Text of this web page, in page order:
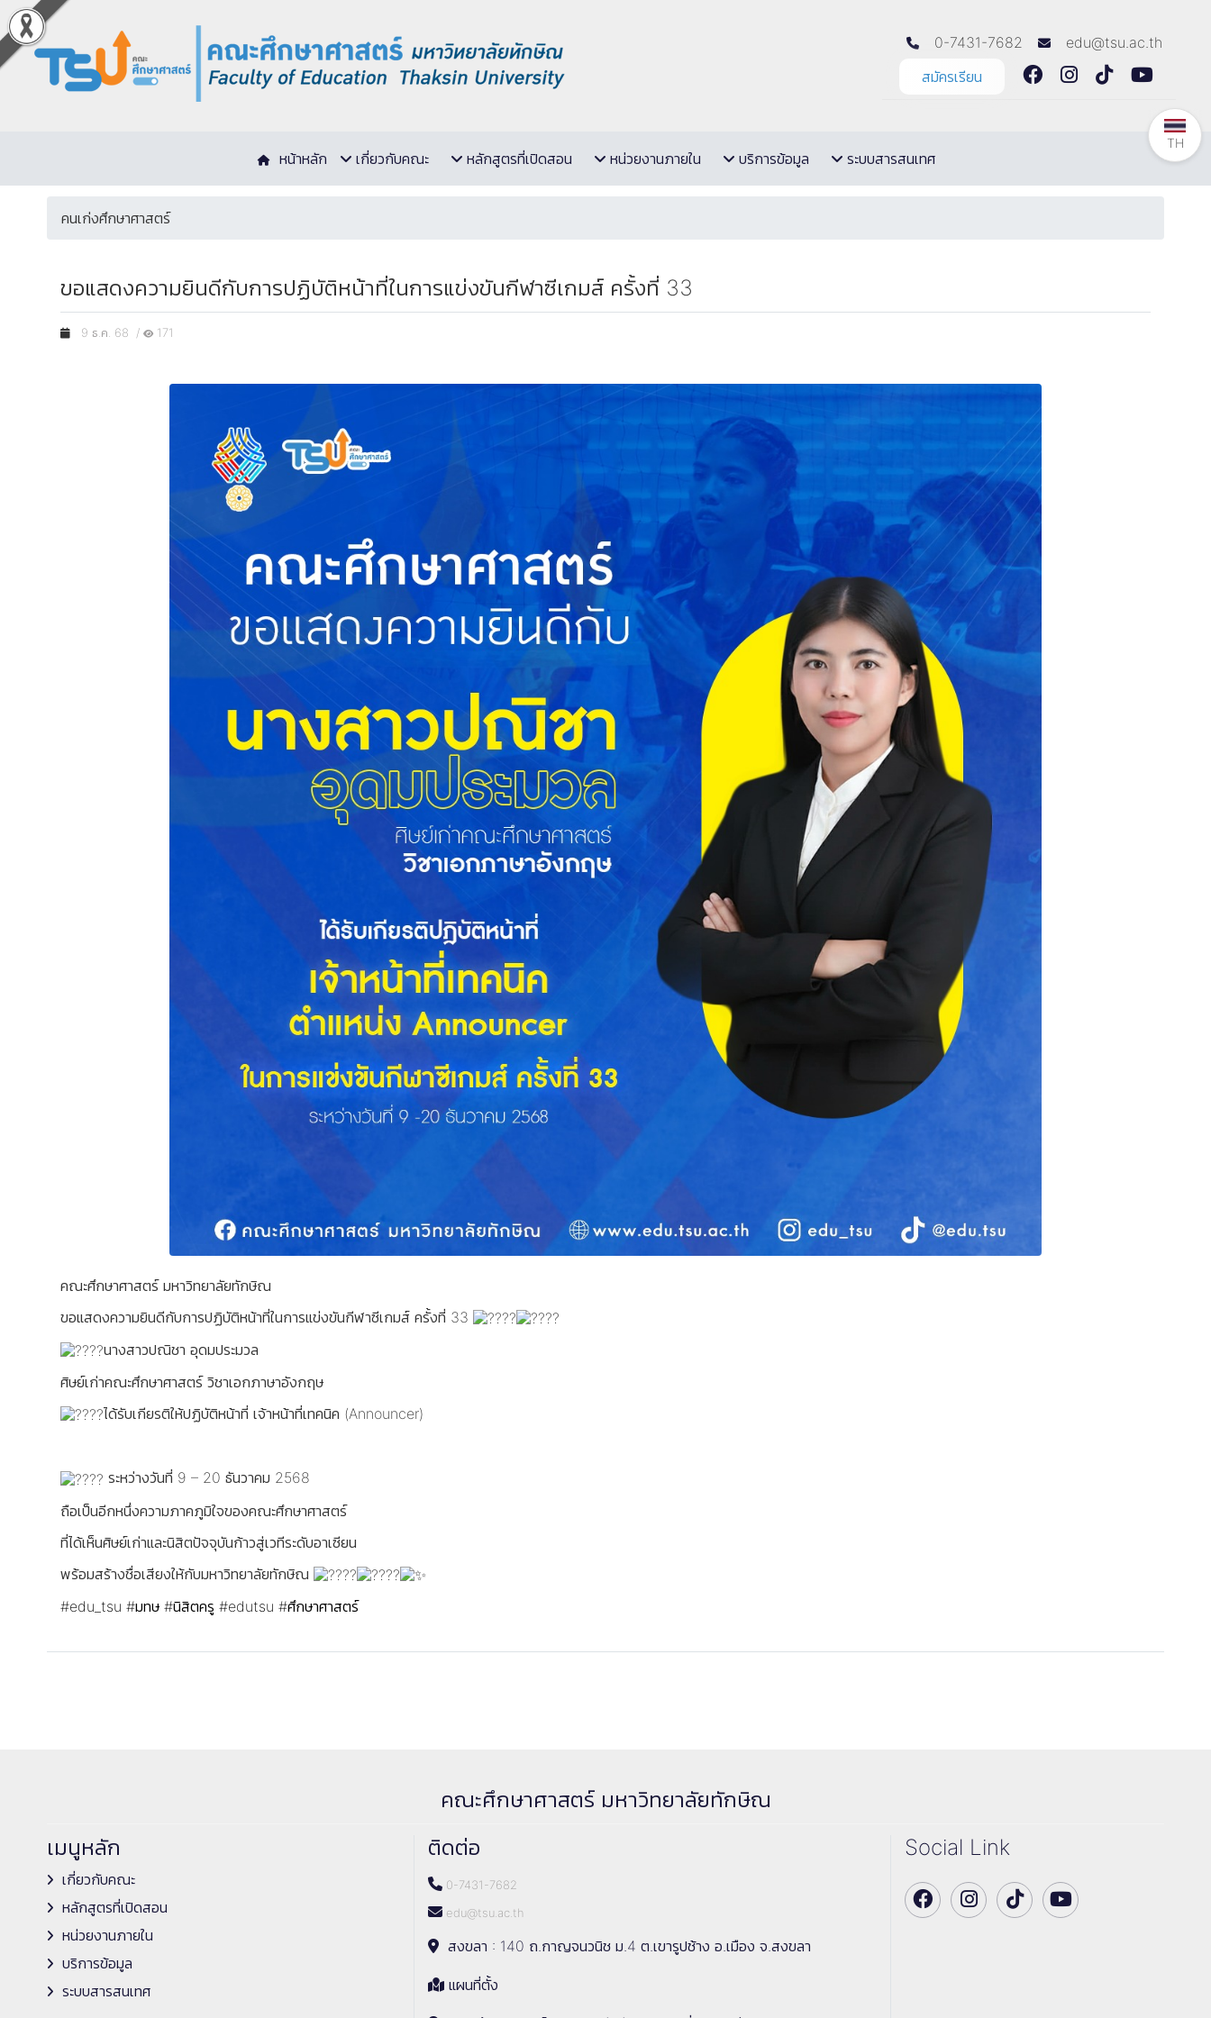
0-7431-7682
edu@tsu.ac.th
สมัครเรียน
หน้าหลัก เกี่ยวกับคณะ หลักสูตรที่เปิดสอน หน่วยงานภายใน บริการข้อมูล ระบบสารสนเทศ
คนเก่งศึกษาศาสตร์
ขอแสดงความยินดีกับการปฏิบัติหน้าที่ในการแข่งขันกีฬาซีเกมส์ ครั้งที่ 33
9 ธ.ค. 68 / 171
คณะศึกษาศาสตร์ มหาวิทยาลัยทักษิณ
ขอแสดงความยินดีกับการปฏิบัติหน้าที่ในการแข่งขันกีฬาซีเกมส์ ครั้งที่ 33
นางสาวปณิชา อุดมประมวล
ศิษย์เก่าคณะศึกษาศาสตร์ วิชาเอกภาษาอังกฤษ
ได้รับเกียรติให้ปฏิบัติหน้าที่ เจ้าหน้าที่เทคนิค (Announcer)
ระหว่างวันที่ 9 – 20 ธันวาคม 2568
ถือเป็นอีกหนึ่งความภาคภูมิใจของคณะศึกษาศาสตร์
ที่ได้เห็นศิษย์เก่าและนิสิตปัจจุบันก้าวสู่เวทีระดับอาเซียน
พร้อมสร้างชื่อเสียงให้กับมหาวิทยาลัยทักษิณ
#edu_tsu #มทษ #นิสิตครู #edutsu #ศึกษาศาสตร์
คณะศึกษาศาสตร์ มหาวิทยาลัยทักษิณ
เมนูหลัก
เกี่ยวกับคณะ
หลักสูตรที่เปิดสอน
หน่วยงานภายใน
บริการข้อมูล
ระบบสารสนเทศ
ติดต่อ
0-7431-7682
edu@tsu.ac.th
สงขลา : 140 ถ.กาญจนวนิช ม.4 ต.เขารูปช้าง อ.เมือง จ.สงขลา
แผนที่ตั้ง
Social Link
TH